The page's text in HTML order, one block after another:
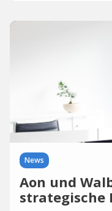
News
Aon und
strategische